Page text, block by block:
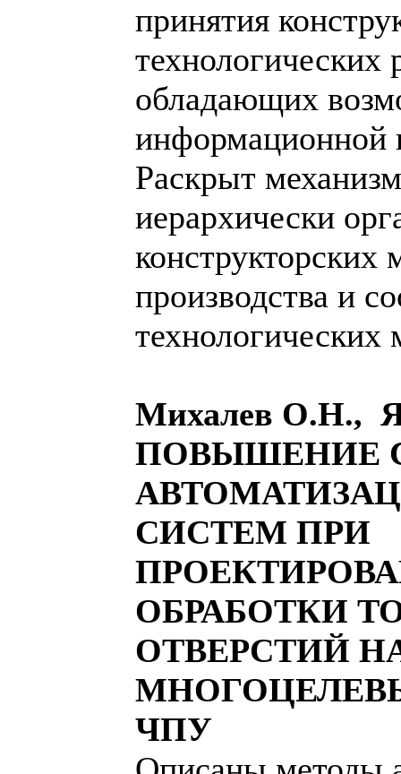
принятия
технологических
обладающих
информационной
Раскрыт
иерархически
конструкторских
производства и
технологических
Михалев О.Н.,
ПОВЫШЕНИЕ
СИСТЕМ ПРИ
ОБРАБОТКИ
ОТВЕРСТИЙ
ЧПУ